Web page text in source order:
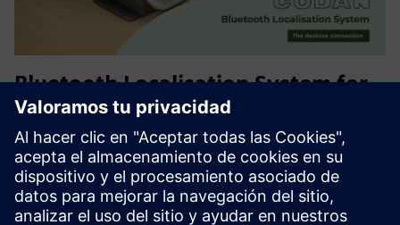
Bluetooth Localisation System for
CODAN infusion pumps
Enable real-time tracking of CODAN infusion pumps
through integrated Bluetooth Low Energy technology. The
system provides continuous location visibility across
hospital environments, improving equipment availability,